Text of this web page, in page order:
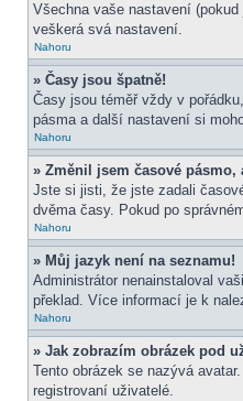
Všechna vaše nastavení
veškerá svá nastavení.
Nahoru
» Časy jsou špatně!
Časy jsou téměř vždy v
pásma a další nastavení si
Nahoru
» Změnil jsem časové pásmo,
Jste si jisti, že jste zadali
dvěma časy. Pokud po
Nahoru
» Můj jazyk není na seznamu!
Administrátor nenainstaloval
překlad. Více informací je k
Nahoru
» Jak zobrazím obrázek pod
Tento obrázek se nazývá
registrovaní uživatelé.